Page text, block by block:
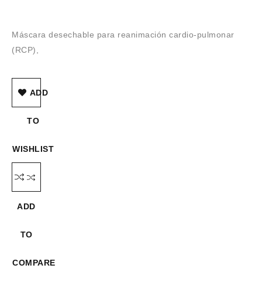
Máscara desechable para reanimación cardio-pulmonar
(RCP),
ADD
TO
WISHLIST
ADD
TO
COMPARE